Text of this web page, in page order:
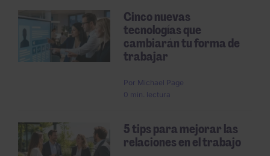
Cinco nuevas
tecnologías que
cambiarán tu forma de
trabajar
Por Michael Page
0 min. lectura
5 tips para mejorar las
relaciones en el trabajo